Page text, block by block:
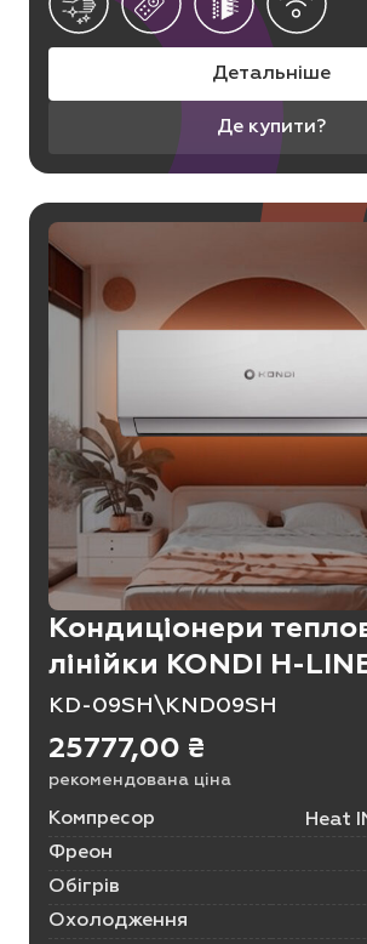
Детальніше
Де купити?
Кондиціонери
лінійки KONDI H-
KD-09SH\KND09SH
25777,00 ₴
рекомендована ціна
Компресор
Heat
Фреон
Обігрів
Охолодження